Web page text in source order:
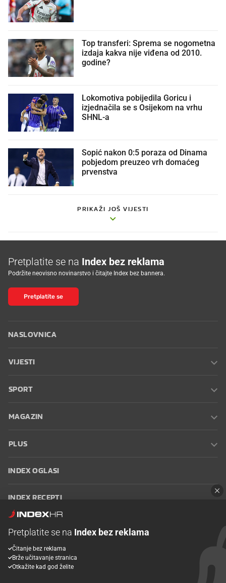
Top transferi: Sprema se nogometna
izdaja kakva nije viđena od 2010.
godine?
Lokomotiva pobijedila Goricu i
izjednačila se s Osijekom na vrhu
SHNL-a
Sopić nakon 0:5 poraza od Dinama
pobjedom preuzeo vrh domaćeg
prvenstva
PRIKAŽI JOŠ VIJESTI
Pretplatite se na Index bez reklama
Podržite neovisno novinarstvo i čitajte Index bez bannera.
Pretplatite se
NASLOVNICA
VIJESTI
SPORT
MAGAZIN
PLUS
INDEX OGLASI
INDEX RECEPTI
Oglašavanje Zaposli se na Indexu
korištenja
Postavke kolačića
Pretplatite se na Index bez reklama
Čitanje bez reklama
Brže učitavanje stranica
Otkažite kad god želite